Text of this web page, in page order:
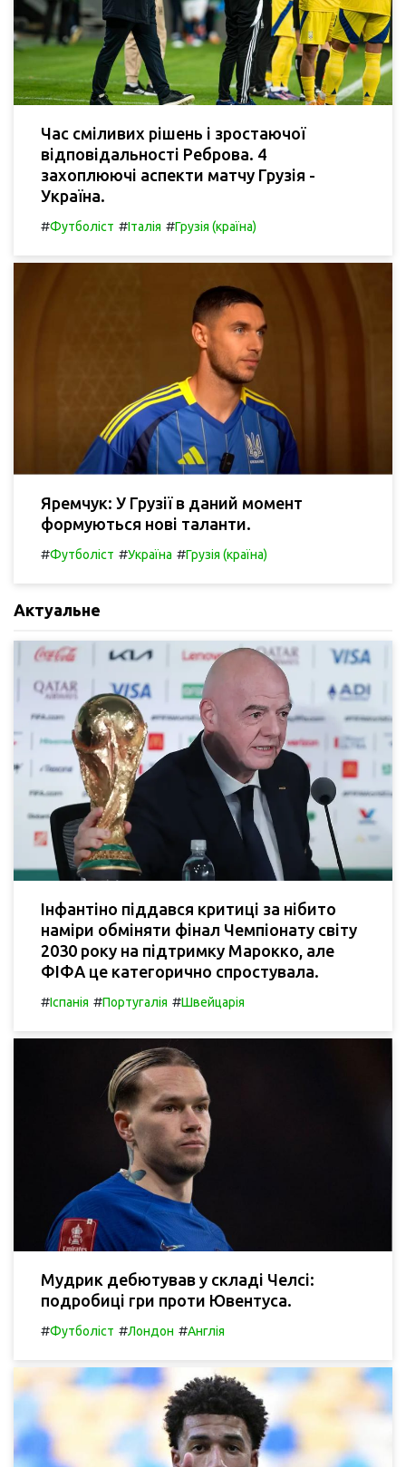
Час сміливих рішень і зростаючої
відповідальності Реброва. 4
захоплюючі аспекти матчу Грузія -
Україна.
#Футболіст #Італія #Грузія (країна)
Яремчук: У Грузії в даний момент
формуються нові таланти.
#Футболіст #Україна #Грузія (країна)
Актуальне
Інфантіно піддався критиці за нібито
наміри обміняти фінал Чемпіонату світу
2030 року на підтримку Марокко, але
ФІФА це категорично спростувала.
#Іспанія #Португалія #Швейцарія
Мудрик дебютував у складі Челсі:
подробиці гри проти Ювентуса.
#Футболіст #Лондон #Англія